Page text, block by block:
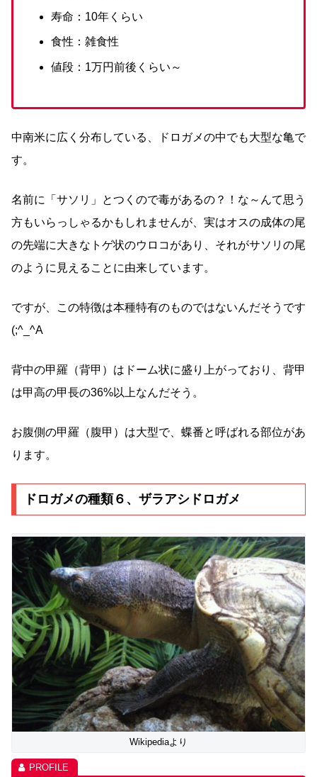
寿命：10年くらい
食性：雑食性
値段：1万円前後くらい～
中南米に広く分布している、ドロガメの中でも大型な亀で
す。
名前に「サソリ」とつくので毒があるの？！な～んて思う
方もいらっしゃるかもしれませんが、実はオスの成体の尾
の先端に大きなトゲ状のウロコがあり、それがサソリの尾
のように見えることに由来しています。
ですが、この特徴は本種特有のものではないんだそうです
(;^_^A
背中の甲羅（背甲）はドーム状に盛り上がっており、背甲
は甲高の甲長の36%以上なんだそう。
お腹側の甲羅（腹甲）は大型で、蝶番と呼ばれる部位があ
ります。
ドロガメの種類６、ザラアシドロガメ
Wikipediaより